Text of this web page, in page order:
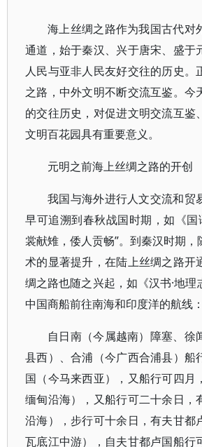
海上丝绸之路作为我国古代对
通道，始于秦汉、兴于唐宋、盛于
人民与亚非人民友好交往的历史。
之路，中外文明不断交流互鉴。今
的交往历史，对促进文明交流互鉴
文明百花园具有重要意义。
元明之前海上丝绸之路的开创
我国与海外进行人文交流和贸
早可追溯到春秋战国时期，如《国
裳献雉，倭人贡畅”。到秦汉时期
术的显著提升，在陆上丝绸之路开
绸之路也随之兴起，如《汉书·地理
中国商船前往南海和印度洋的航线：
自日南（今属越南）障塞、徐
县西）、合浦（今广西合浦县）船
国（今马来西亚），又船行可四月
缅甸沿海），又船行可二十余日，
沿海），步行可十余日，有夫甘都
瓦底江中游），自夫甘都卢国船行